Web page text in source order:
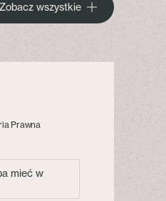
Zobacz wszystkie
Prawna
mieć w